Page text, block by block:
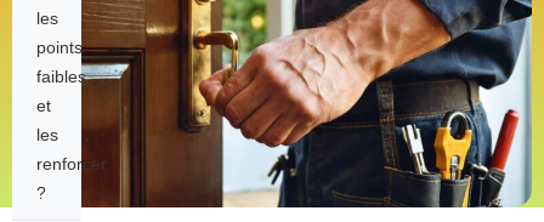
les
points
faibles
et
les
renforcer
?